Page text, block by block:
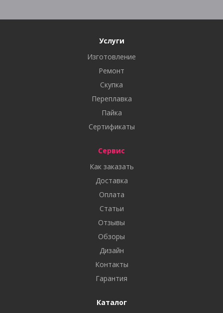
Услуги
Изготовление
Ремонт
Скупка
Переплавка
Пайка
Сертификаты
Сервис
Как заказать
Доставка
Оплата
Статьи
Отзывы
Обзоры
Дизайн
Контакты
Гарантия
Каталог